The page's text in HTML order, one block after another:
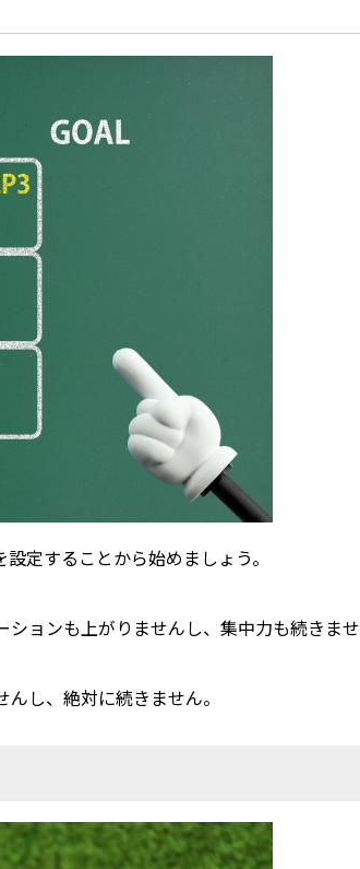
定することから始めましょう。
ョンも上がりませんし、集中力も続きませ
し、絶対に続きません。